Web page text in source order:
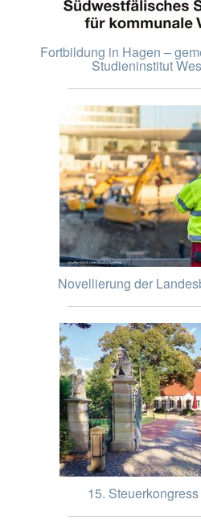
Fortbildung in Hagen –
Studieninstitut
Novellierung der
15.